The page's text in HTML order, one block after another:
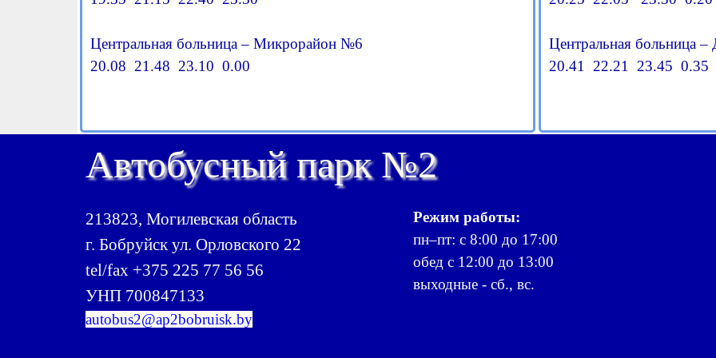
Центральная больница – Микрорайон №6
20.08 21.48 23.10 0.00
Центральная больница –
20.41 22.21 23.45 0.35
Автобусный парк №2
213823, Могилевская область
г. Бобруйск ул. Орловского 22
tel/fax +375 225 77 56 56
УНП 700847133
autobus2@ap2bobruisk.by
Режим работы:
пн–пт: с 8:00 до 17:00
обед с 12:00 до 13:00
выходные - сб., вс.